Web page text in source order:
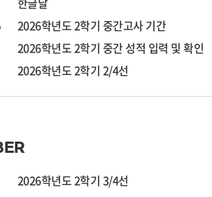
2026학년도 2학기 중간고사 기간
2026학년도 2학기 중간 성적 입력 및 확인
2026학년도 2학기 2/4선
2026학년도 2학기 3/4선